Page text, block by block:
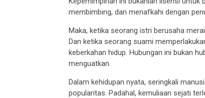
membimbing, dan menafkahi dengan
Maka, ketika seorang istri berusaha
Dan ketika seorang suami
keberkahan hidup. Hubungan ini bukan
menguatkan.
Dalam kehidupan nyata, seringkali
popularitas. Padahal, kemuliaan sejati